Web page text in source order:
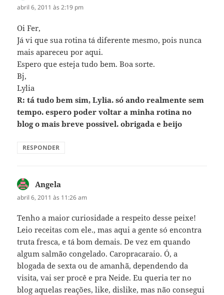
abril 6, 2011 às 2:19 pm
Oi Fer,
Já vi que sua rotina tá diferente mesmo, pois nunca
mais apareceu por aqui.
Espero que esteja tudo bem. Boa sorte.
Bj,
Lylia
R: tá tudo bem sim, Lylia. só ando realmente sem
tempo. espero poder voltar a minha rotina no
blog o mais breve possivel. obrigada e beijo
RESPONDER
Angela
abril 6, 2011 às 11:26 am
Tenho a maior curiosidade a respeito desse peixe!
Leio receitas com ele., mas aqui a gente só encontra
truta fresca, e tá bom demais. De vez em quando
algum salmão congelado. Caropracaraio. Ó, a
blogada de sexta ou de amanhã, dependendo da
visita, vai ser procê e pra Neide. Eu queria ter no
blog aquelas reações, like, dislike, mas não consegui